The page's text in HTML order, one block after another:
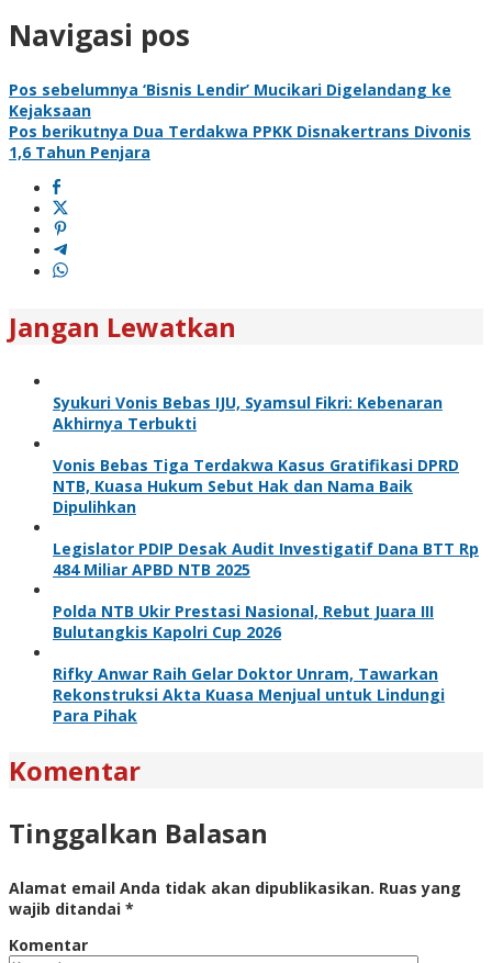
Navigasi pos
Pos sebelumnya ‘Bisnis Lendir’ Mucikari Digelandang ke
Kejaksaan
Pos berikutnya Dua Terdakwa PPKK Disnakertrans Divonis
1,6 Tahun Penjara
Jangan Lewatkan
Syukuri Vonis Bebas IJU, Syamsul Fikri: Kebenaran
Akhirnya Terbukti
Vonis Bebas Tiga Terdakwa Kasus Gratifikasi DPRD
NTB, Kuasa Hukum Sebut Hak dan Nama Baik
Dipulihkan
Legislator PDIP Desak Audit Investigatif Dana BTT Rp
484 Miliar APBD NTB 2025
Polda NTB Ukir Prestasi Nasional, Rebut Juara III
Bulutangkis Kapolri Cup 2026
Rifky Anwar Raih Gelar Doktor Unram, Tawarkan
Rekonstruksi Akta Kuasa Menjual untuk Lindungi
Para Pihak
Komentar
Tinggalkan Balasan
Alamat email Anda tidak akan dipublikasikan. Ruas yang
wajib ditandai *
Komentar